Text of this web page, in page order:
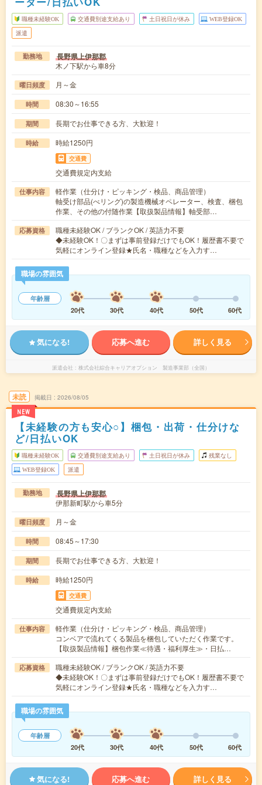
職種未経験OK 交通費別途支給あり 土日祝日が休み WEB登録OK
派遣
勤務地 長野県上伊那郡
木ノ下駅から車8分
曜日頻度 月～金
時間 08:30～16:55
期間 長期でお仕事できる方、大歓迎！
時給 時給1250円
交通費
交通費規定内支給
仕事内容
軽作業（仕分け・ピッキング・検品、商品管理）
軸受け部品(べリング)の製造機械オペレーター、検査、梱包
作業、その他の付随作業【取扱製品情報】軸受部…
応募資格
職種未経験OK / ブランクOK / 英語力不要
◆未経験OK！〇まずは事前登録だけでもOK！履歴書不要で
気軽にオンライン登録★氏名・職種などを入力す…
職場の雰囲気
年齢層
20代
30代 40代 50代 60代
気になる! 応募へ進む 詳しく見る
派遣会社 株式会社綜合キャリアオプション 製造事業部（全国）
未読
NEW
掲載日 2026/08/05
【未経験の方も安心○】梱包・出荷・仕分けな
ど/日払いOK
職種未経験OK 交通費別途支給あり 土日祝日が休み 残業なし
WEB登録OK 派遣
勤務地 長野県上伊那郡
伊那新町駅から車5分
曜日頻度 月～金
時間 08:45～17:30
期間 長期でお仕事できる方、大歓迎！
時給 時給1250円
交通費
交通費規定内支給
仕事内容
軽作業（仕分け・ピッキング・検品、商品管理）
コンベアで流れてくる製品を梱包していただく作業です。
【取扱製品情報】梱包作業≪待遇・福利厚生≫・日払…
応募資格
職種未経験OK / ブランクOK / 英語力不要
◆未経験OK！〇まずは事前登録だけでもOK！履歴書不要で
気軽にオンライン登録★氏名・職種などを入力す…
職場の雰囲気
年齢層
20代
30代 40代 50代 60代
気になる! 応募へ進む 詳しく見る